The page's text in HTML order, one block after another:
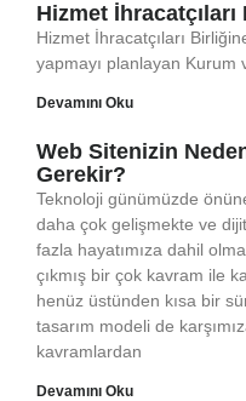
Hizmet
Hizmet İhracatçıları
yapmayı planlayan Kurum
Devamını Oku
Web Sitenizin
Gerekir?
Teknoloji günümüzde
daha çok gelişmekte ve
fazla hayatımıza dahil
çıkmış bir çok kavram ile
henüz üstünden kısa bir
tasarım modeli de
kavramlardan
Devamını Oku